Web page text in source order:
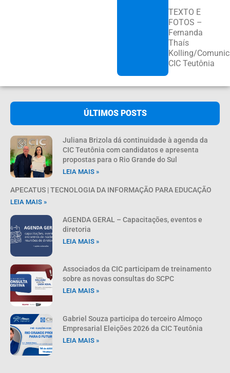
TEXTO E
FOTOS –
Fernanda
Thaís
Kolling/
CIC Teutônia
ÚLTIMOS POSTS
Juliana Brizola dá continuidade à agenda da
CIC Teutônia com candidatos e apresenta
propostas para o Rio Grande do Sul
LEIA MAIS »
APECATUS | TECNOLOGIA DA INFORMAÇÃO PARA EDUCAÇÃO
LEIA MAIS »
AGENDA GERAL – Capacitações, eventos e
diretoria
LEIA MAIS »
Associados da CIC participam de treinamento
sobre as novas consultas do SCPC
LEIA MAIS »
Gabriel Souza participa do terceiro Almoço
Empresarial Eleições 2026 da CIC Teutônia
LEIA MAIS »